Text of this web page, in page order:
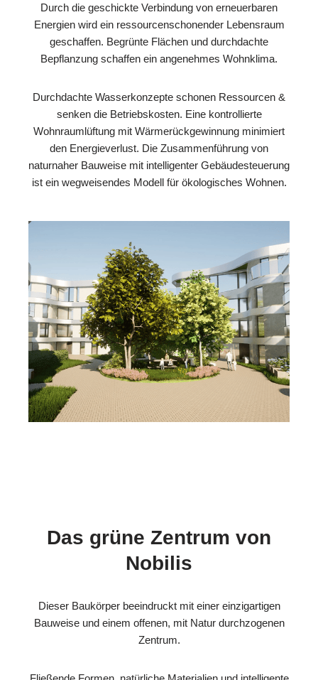
Durch die geschickte Verbindung von erneuerbaren
Energien wird ein ressourcenschonender Lebensraum
geschaffen. Begrünte Flächen und durchdachte
Bepflanzung schaffen ein angenehmes Wohnklima.
Durchdachte Wasserkonzepte schonen Ressourcen &
senken die Betriebskosten. Eine kontrollierte
Wohnraumlüftung mit Wärmerückgewinnung minimiert
den Energieverlust. Die Zusammenführung von
naturnaher Bauweise mit intelligenter Gebäudesteuerung
ist ein wegweisendes Modell für ökologisches Wohnen.
Das grüne Zentrum von
Nobilis
Dieser Baukörper beeindruckt mit einer einzigartigen
Bauweise und einem offenen, mit Natur durchzogenen
Zentrum.